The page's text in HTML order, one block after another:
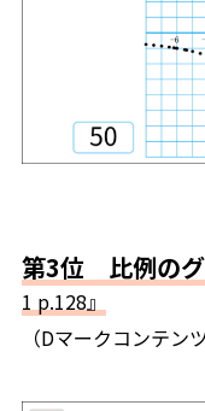
第3位 比例のグ
1 p.128』
（Dマークコンテン